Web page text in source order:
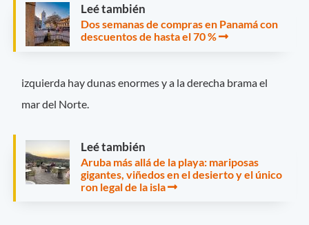
Leé también
Dos semanas de compras en Panamá con
descuentos de hasta el 70 %
izquierda hay dunas enormes y a la derecha brama el
mar del Norte.
Leé también
Aruba más allá de la playa: mariposas
gigantes, viñedos en el desierto y el único
ron legal de la isla